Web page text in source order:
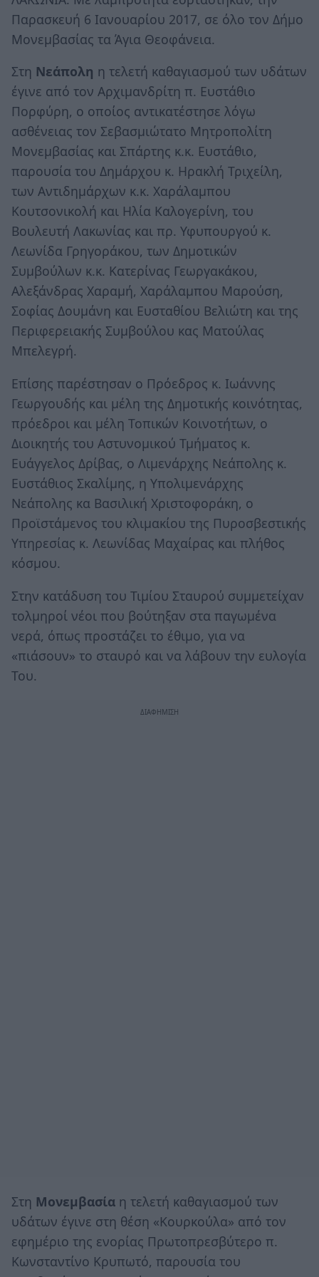
Παρασκευή 6 Ιανουαρίου 2017, σε όλο τον Δήμο
Μονεμβασίας τα Άγια Θεοφάνεια.
Στη Νεάπολη η τελετή καθαγιασμού των υδάτων
έγινε από τον Αρχιμανδρίτη π. Ευστάθιο
Πορφύρη, ο οποίος αντικατέστησε λόγω
ασθένειας τον Σεβασμιώτατο Μητροπολίτη
Μονεμβασίας και Σπάρτης κ.κ. Ευστάθιο,
παρουσία του Δημάρχου κ. Ηρακλή Τριχείλη,
των Αντιδημάρχων κ.κ. Χαράλαμπου
Κουτσονικολή και Ηλία Καλογερίνη, του
Βουλευτή Λακωνίας και πρ. Υφυπουργού κ.
Λεωνίδα Γρηγοράκου, των Δημοτικών
Συμβούλων κ.κ. Κατερίνας Γεωργακάκου,
Αλεξάνδρας Χαραμή, Χαράλαμπου Μαρούση,
Σοφίας Δουμάνη και Ευσταθίου Βελιώτη και της
Περιφερειακής Συμβούλου κας Ματούλας
Μπελεγρή.
Επίσης παρέστησαν ο Πρόεδρος κ. Ιωάννης
Γεωργουδής και μέλη της Δημοτικής κοινότητας,
πρόεδροι και μέλη Τοπικών Κοινοτήτων, ο
Διοικητής του Αστυνομικού Τμήματος κ.
Ευάγγελος Δρίβας, ο Λιμενάρχης Νεάπολης κ.
Ευστάθιος Σκαλίμης, η Υπολιμενάρχης
Νεάπολης κα Βασιλική Χριστοφοράκη, ο
Προϊστάμενος του κλιμακίου της Πυροσβεστικής
Υπηρεσίας κ. Λεωνίδας Μαχαίρας και πλήθος
κόσμου.
Στην κατάδυση του Τιμίου Σταυρού συμμετείχαν
τολμηροί νέοι που βούτηξαν στα παγωμένα
νερά, όπως προστάζει το έθιμο, για να
«πιάσουν» το σταυρό και να λάβουν την ευλογία
Του.
Στη Μονεμβασία η τελετή καθαγιασμού των
υδάτων έγινε στη θέση «Κουρκούλα» από τον
εφημέριο της ενορίας Πρωτοπρεσβύτερο π.
Κωνσταντίνο Κρυπωτό, παρουσία του